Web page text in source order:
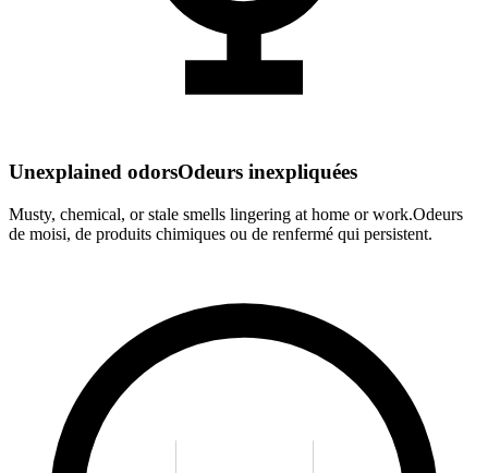
Unexplained odorsOdeurs inexpliquées
Musty, chemical, or stale smells lingering at home or work.Odeurs
de moisi, de produits chimiques ou de renfermé qui persistent.